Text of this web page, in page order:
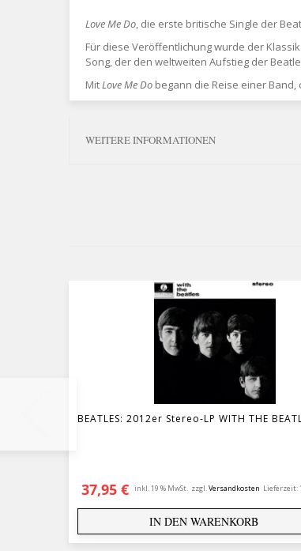
Love Me Do, die erste britische Single der
Für diese Veröffentlichung wurde der
Song, der den weltweiten Aufstieg der
MitLove Me Do begann die Reise einer
WEITERE INFORMATIONEN
BEATLES: 2012er Stereo-LP WITH THE
37,95 € inkl. 19 % MwSt. zzgl.Versandkosten Lieferzeit:
IN DEN WARENKORB